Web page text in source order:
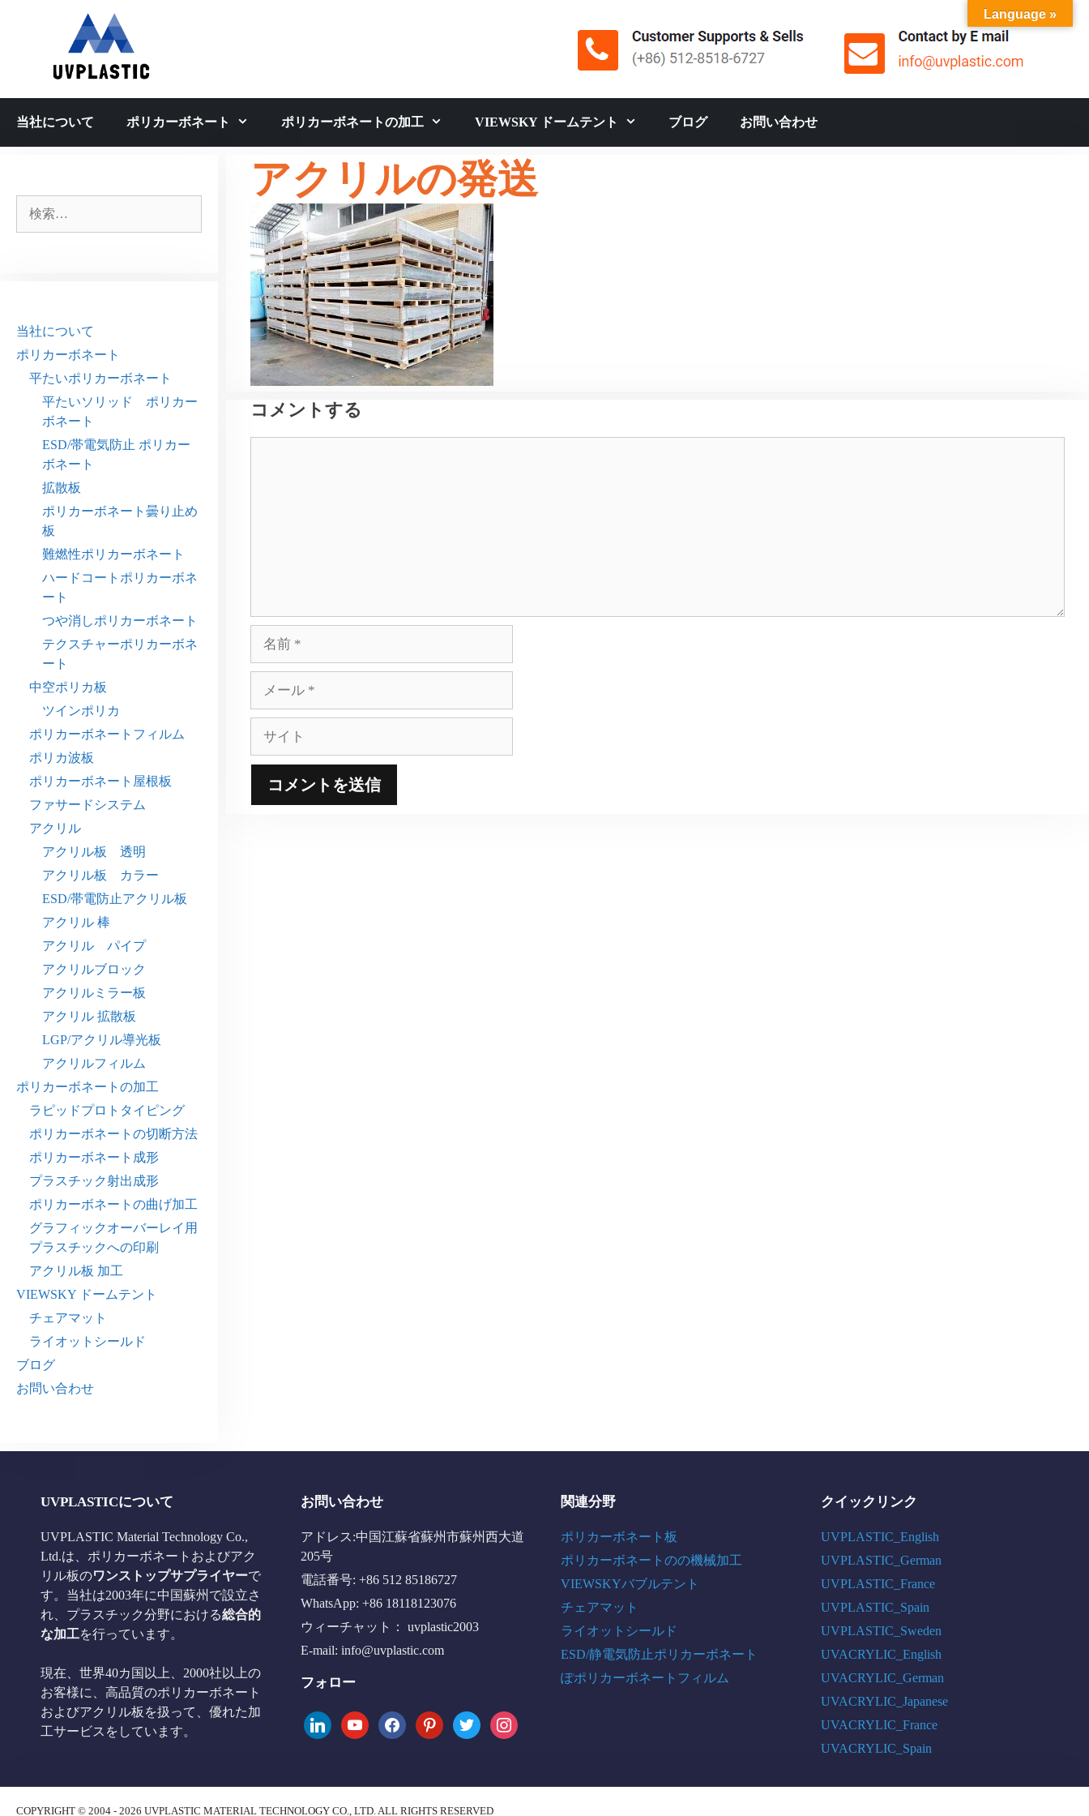
キ
当社について ポリカーボネート ポリカーボネートの加工 VIEWSKY ドームテント ブログ お問い合わせ
アクリルの発送
コメントする
ル
ト
索:
当社について
ポリカーボネート
平たいポリカーボネート
平たいソリッド ポリカー
ボネート
ESD/帯電気防止 ポリカー
ボネート
拡散板
ポリカーボネート曇り止め
板
難燃性ポリカーボネート
ハードコートポリカーボネ
ート
つや消しポリカーボネート
テクスチャーポリカーボネ
ート
中空ポリカ板
ツインポリカ
ポリカーボネートフィルム
ポリカ波板
ポリカーボネート屋根板
ファサードシステム
アクリル
アクリル板 透明
アクリル板 カラー
ESD/帯電防止アクリル板
アクリル 棒
アクリル パイプ
アクリルブロック
アクリルミラー板
アクリル 拡散板
LGP/アクリル導光板
アクリルフィルム
ポリカーボネートの加工
ラピッドプロトタイピング
ポリカーボネートの切断方法
ポリカーボネート成形
プラスチック射出成形
ポリカーボネートの曲げ加工
グラフィックオーバーレイ用
プラスチックへの印刷
アクリル板 加工
VIEWSKY ドームテント
チェアマット
ライオットシールド
ブログ
お問い合わせ
UVPLASTICについて
UVPLASTIC Material Technology Co.,
Ltd.は、ポリカーボネートおよびアク
リル板のワンストップサプライヤーで
す。当社は2003年に中国蘇州で設立さ
れ、プラスチック分野における総合的
な加工を行っています。
現在、世界40カ国以上、2000社以上の
お客様に、高品質のポリカーボネート
およびアクリル板を扱って、優れた加
工サービスをしています。
お問い合わせ
アドレス:中国江蘇省蘇州市蘇州西大道
205号
電話番号: +86 512 85186727
WhatsApp: +86 18118123076
ウィーチャット： uvplastic2003
E-mail: info@uvplastic.com
フォロー
linkedinyoutubefacebookpinteresttwitter instagram
関連分野
ポリカーボネート板
ポリカーボネートのの機械加工
VIEWSKYバブルテント
チェアマット
ライオットシールド
ESD/静電気防止ポリカーボネート
ぽポリカーボネートフィルム
クイックリンク
UVPLASTIC_English
UVPLASTIC_German
UVPLASTIC_France
UVPLASTIC_Spain
UVPLASTIC_Sweden
UVACRYLIC_English
UVACRYLIC_German
UVACRYLIC_Japanese
UVACRYLIC_France
UVACRYLIC_Spain
COPYRIGHT © 2004 - 2026 UVPLASTIC MATERIAL TECHNOLOGY CO., LTD. ALL RIGHTS RESERVED
Language »